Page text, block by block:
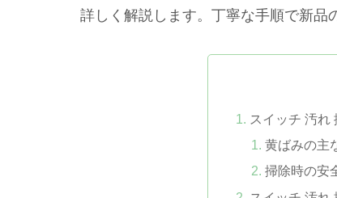
詳しく解説します。丁寧な手順で新品
スイッチ 汚れ
黄ばみの主
掃除時の安